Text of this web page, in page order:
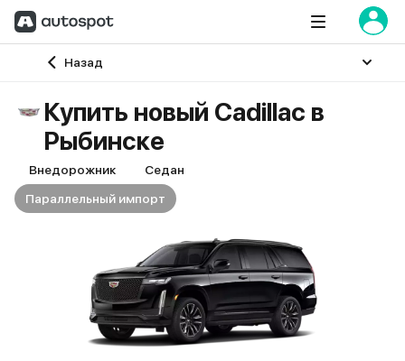
Назад
Главная
Купить новый Cadillac в
Рыбинске
Внедорожник
Седан
Параллельный импорт